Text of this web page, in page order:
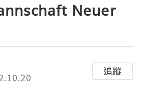
Neuer
追蹤